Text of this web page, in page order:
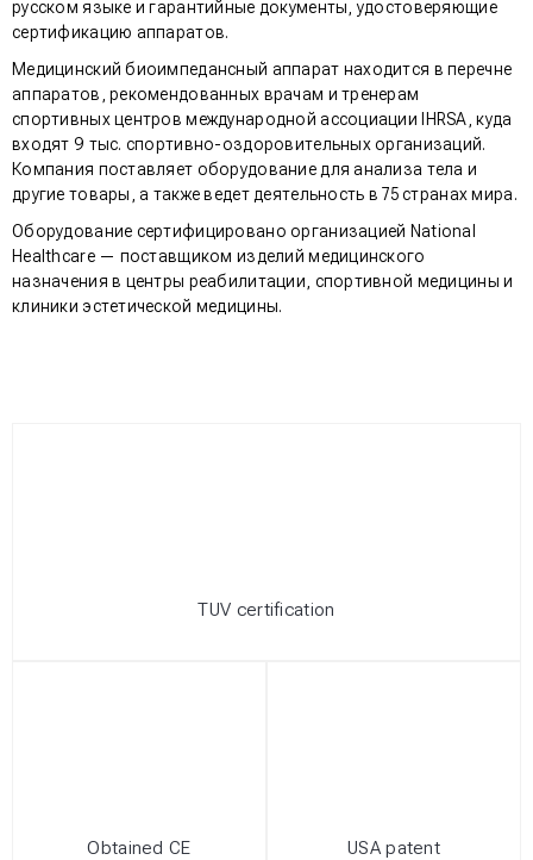
русском языке и гарантийные документы, удостоверяющие
сертификацию аппаратов.
Медицинский биоимпедансный аппарат находится в перечне
аппаратов, рекомендованных врачам и тренерам
спортивных центров международной ассоциации IHRSA, куда
входят 9 тыс. спортивно-оздоровительных организаций.
Компания поставляет оборудование для анализа тела и
другие товары, а также ведет деятельность в 75 странах мира.
Оборудование сертифицировано организацией National
Healthcare — поставщиком изделий медицинского
назначения в центры реабилитации, спортивной медицины и
клиники эстетической медицины.
Obtained CE USA patent
TUV certification